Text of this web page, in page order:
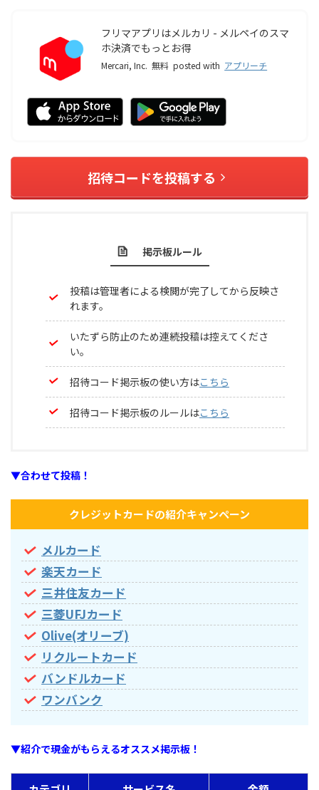
フリマアプリはメルカリ - メルペイのスマ
ホ決済でもっとお得
Mercari, Inc. 無料 posted with アプリーチ
招待コードを投稿する
掲示板ルール
投稿は管理者による検閲が完了してから反映さ
れます。
いたずら防止のため連続投稿は控えてくださ
い。
招待コード掲示板の使い方はこちら
招待コード掲示板のルールはこちら
▼合わせて投稿！
クレジットカードの紹介キャンペーン
メルカード
楽天カード
三井住友カード
三菱UFJカード
Olive(オリーブ)
リクルートカード
バンドルカード
ワンバンク
▼紹介で現金がもらえるオススメ掲示板！